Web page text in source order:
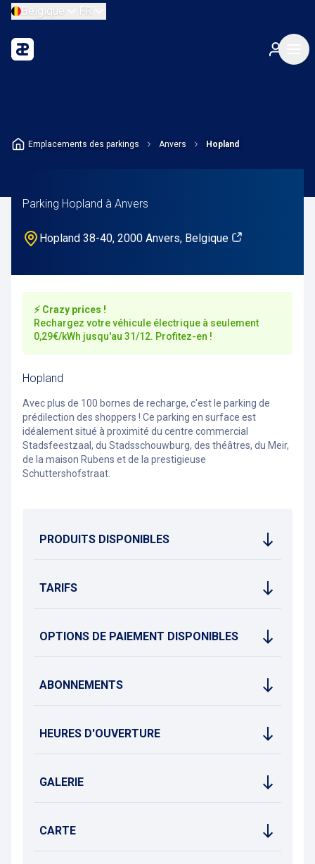
Belgique FR
Emplacements des parkings Anvers Hopland
Parking Hopland à Anvers
Hopland 38-40, 2000 Anvers, Belgique
⚡ Crazy prices !
Rechargez votre véhicule électrique à seulement
0,29€/kWh jusqu'au 31/12. Profitez-en !
Hopland
Avec plus de 100 bornes de recharge, c'est le parking de
prédilection des shoppers ! Ce parking en surface est
idéalement situé à proximité du centre commercial
Stadsfeestzaal, du Stadsschouwburg, des théâtres, du Meir,
de la maison Rubens et de la prestigieuse
Schuttershofstraat.
PRODUITS DISPONIBLES
TARIFS
OPTIONS DE PAIEMENT DISPONIBLES
ABONNEMENTS
HEURES D'OUVERTURE
GALERIE
CARTE